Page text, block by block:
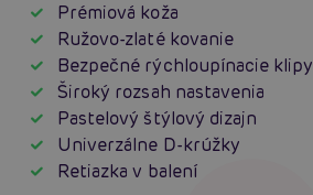
Prémiová koža
Ružovo-zlaté kovanie
Bezpečné rýchloupínacie klipy
Široký rozsah nastavenia
Pastelový štýlový dizajn
Univerzálne D-krúžky
Retiazka v balení